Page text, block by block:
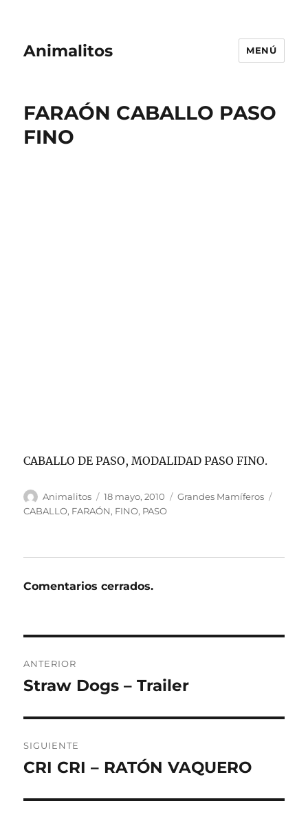
Animalitos MENÚ
FARAÓN CABALLO PASO
FINO
CABALLO DE PASO, MODALIDAD PASO FINO.
Autor
Animalitos
Publicado
el
18 mayo, 2010 Categorías
Grandes Mamíferos
CABALLO, FARAÓN, FINO, PASO
Comentarios cerrados.
de
ANTERIOR
Entrada
Straw Dogs – Trailer
SIGUIENTE
Entrada
CRI CRI – RATÓN VAQUERO